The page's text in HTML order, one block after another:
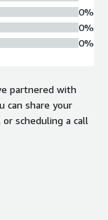
0%
0%
0%
partnered with
can share your
scheduling a call